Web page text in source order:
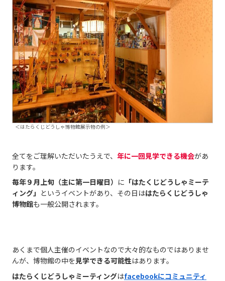
＜はたらくじどうしゃ博物館展示物の例＞
全てをご理解いただいたうえで、 年に一回見学できる機会があ
ります。
毎年９月上旬（主に第一日曜日） に 「はたくじどうしゃミーテ
ィング」 というイベントがあり、その日ははたらくじどうしゃ
博物館も一般公開されます。
あくまで個人主催のイベントなので大々的なものではありませ
んが、博物館の中を見学できる可能性はあります。
はたらくじどうしゃミーティングはfacebookにコミュニティ